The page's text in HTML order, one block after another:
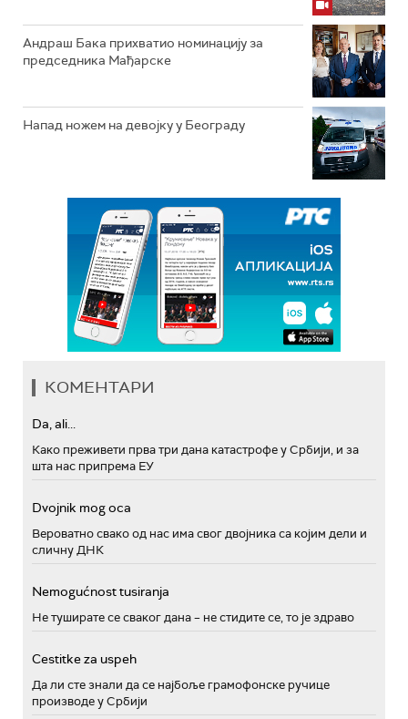
Андраш Бака прихватио номинацију за
председника Мађарске
Напад ножем на девојку у Београду
КОМЕНТАРИ
Da, ali...
Како преживети прва три дана катастрофе у Србији, и за
шта нас припрема ЕУ
Dvojnik mog oca
Вероватно свако од нас има свог двојника са којим дели и
сличну ДНК
Nemogućnost tusiranja
Не туширате се сваког дана – не стидите се, то је здраво
Cestitke za uspeh
Да ли сте знали да се најбоље грамофонске ручице
производе у Србији